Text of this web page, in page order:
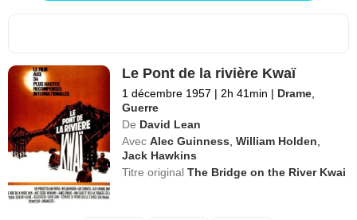
Le Pont de la rivière Kwaï
1 décembre 1957 | 2h 41min | Drame
Guerre
De David Lean
Avec Alec Guinness ,William Holden
Jack Hawkins
Titre originalThe Bridge on the River Kwai